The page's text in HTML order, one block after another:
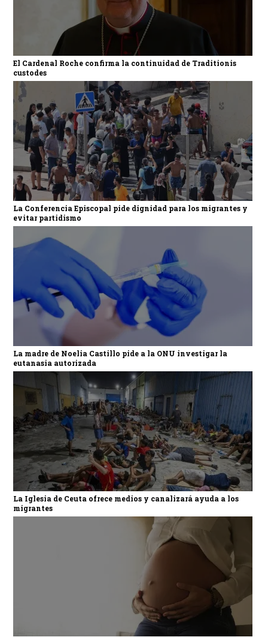
El Cardenal Roche confirma la continuidad de Traditionis
custodes
La Conferencia Episcopal pide dignidad para los migrantes y
evitar partidismo
La madre de Noelia Castillo pide a la ONU investigar la
eutanasia autorizada
La Iglesia de Ceuta ofrece medios y canalizará ayuda a los
migrantes